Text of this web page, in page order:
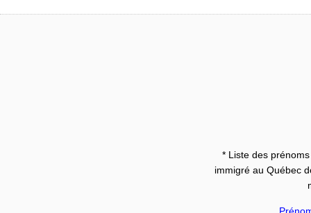
* Liste des
immigré au Québec